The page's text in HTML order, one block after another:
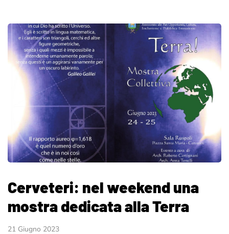
Cerveteri: nel weekend una
mostra dedicata alla Terra
21 Giugno 2023